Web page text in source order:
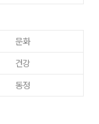
문화
건강
동정